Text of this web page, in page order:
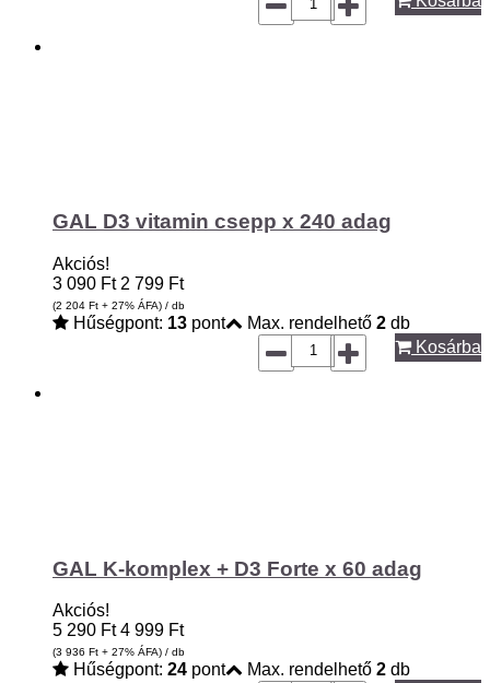
GAL D3 vitamin csepp x 240 adag
Akciós!
3 090 Ft 2 799 Ft
(2 204 Ft + 27% ÁFA) / db
Hűségpont: 13 pont Max. rendelhető 2 db
Kosárba
GAL K-komplex + D3 Forte x 60 adag
Akciós!
5 290 Ft 4 999 Ft
(3 936 Ft + 27% ÁFA) / db
Hűségpont: 24 pont Max. rendelhető 2 db